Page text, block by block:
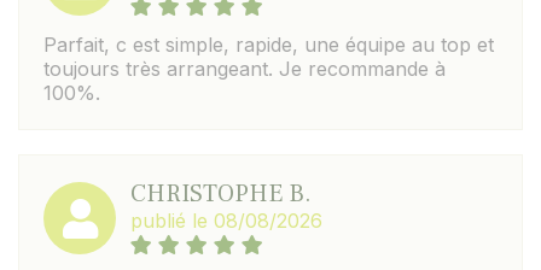
Parfait, c est simple, rapide, une équipe au top et
toujours très arrangeant. Je recommande à
100%.
CHRISTOPHE B.
publié le 08/08/2026